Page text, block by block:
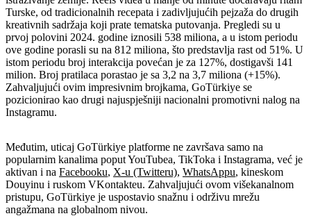
Turske, od tradicionalnih recepata i zadivljujućih pejzaža do drugih
kreativnih sadržaja koji prate tematska putovanja. Pregledi su u
prvoj polovini 2024. godine iznosili 538 miliona, a u istom periodu
ove godine porasli su na 812 miliona, što predstavlja rast od 51%. U
istom periodu broj interakcija povećan je za 127%, dostigavši 141
milion. Broj pratilaca porastao je sa 3,2 na 3,7 miliona (+15%).
Zahvaljujući ovim impresivnim brojkama, GoTürkiye se
pozicionirao kao drugi najuspješniji nacionalni promotivni nalog na
Instagramu.
Međutim, uticaj GoTürkiye platforme ne završava samo na
popularnim kanalima poput YouTubea, TikToka i Instagrama, već je
aktivan i na Facebooku, X-u (Twitteru), WhatsAppu, kineskom
Douyinu i ruskom VKontakteu. Zahvaljujući ovom višekanalnom
pristupu, GoTürkiye je uspostavio snažnu i održivu mrežu
angažmana na globalnom nivou.